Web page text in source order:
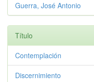
Guerra, José Antonio
Título
Contemplación
Discernimiento